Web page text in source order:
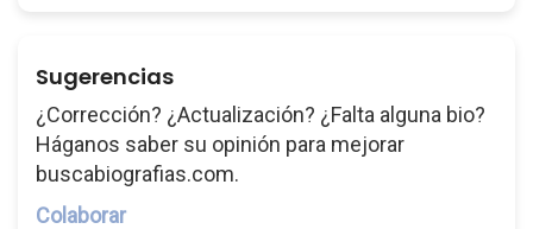
Sugerencias
¿Corrección? ¿Actualización? ¿Falta alguna bio?
Háganos saber su opinión para mejorar
buscabiografias.com.
Colaborar